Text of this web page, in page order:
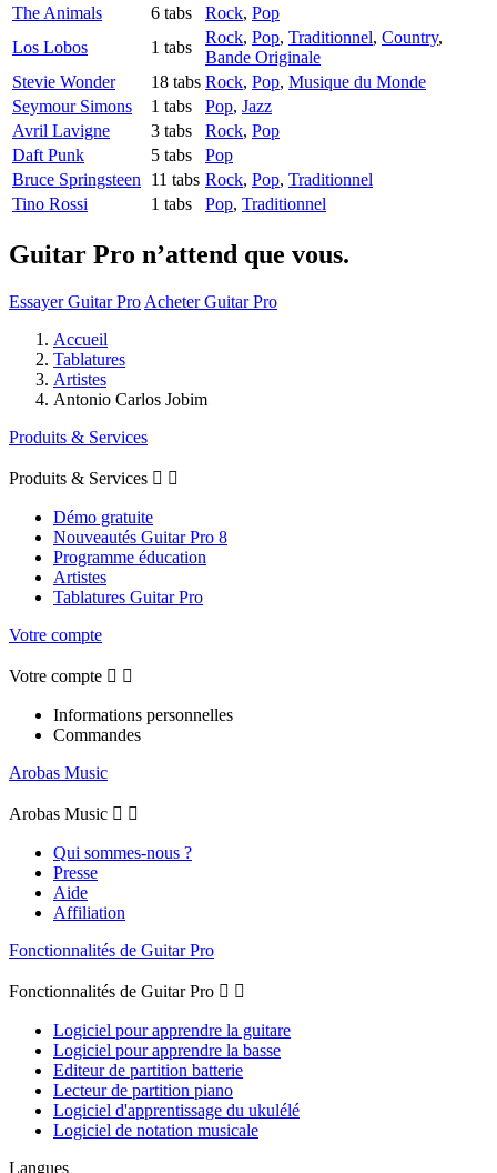
The Animals
6 tabs Rock, Pop
Los Lobos
1 tabs
Rock, Pop, Traditionnel, Country,
Bande Originale
Stevie Wonder
18 tabs Rock, Pop, Musique du Monde
Seymour Simons
1 tabs Pop, Jazz
Avril Lavigne
3 tabs Rock, Pop
Daft Punk
5 tabs
Pop
Bruce Springsteen
11 tabs Rock, Pop, Traditionnel
Tino Rossi
1 tabs Pop, Traditionnel
Guitar Pro n’attend que vous.
Essayer Guitar Pro Acheter Guitar Pro
Accueil
Tablatures
Artistes
Antonio Carlos Jobim
Produits & Services
Produits & Services  
Démo gratuite
Nouveautés Guitar Pro 8
Programme éducation
Artistes
Tablatures Guitar Pro
Votre compte
Votre compte  
Informations personnelles
Commandes
Arobas Music
Arobas Music  
Qui sommes-nous ?
Presse
Aide
Affiliation
Fonctionnalités de Guitar Pro
Fonctionnalités de Guitar Pro  
Logiciel pour apprendre la guitare
Logiciel pour apprendre la basse
Editeur de partition batterie
Lecteur de partition piano
Logiciel d'apprentissage du ukulélé
Logiciel de notation musicale
Langues